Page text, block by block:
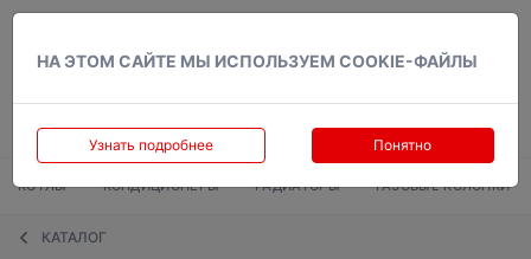
НА ЭТОМ САЙТЕ МЫ ИСПОЛЬЗУЕМ COOKIE-ФАЙЛЫ
Узнать подробнее Понятно
КОТЛЫ КОНДИЦИОНЕРЫ РАДИАТОРЫ ГАЗОВЫЕ КОЛОНКИ
КАТАЛОГ